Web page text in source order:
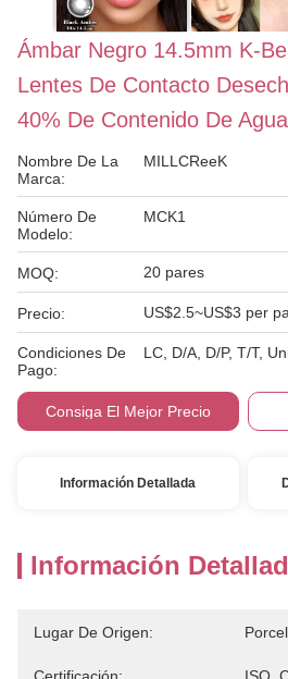
Ámbar Negro 14.5mm K-
Lentes De Contacto
40% De Contenido De Agua
Nombre De La
Marca:
MILLCReeK
Número De
Modelo:
MCK1
MOQ: 20 pares
Precio: US$2.5~US$3 per
Condiciones De
Pago:
LC, D/A, D/P, T/T,
Consiga El Mejor Precio
Información Detallada
Información
Lugar De Origen: